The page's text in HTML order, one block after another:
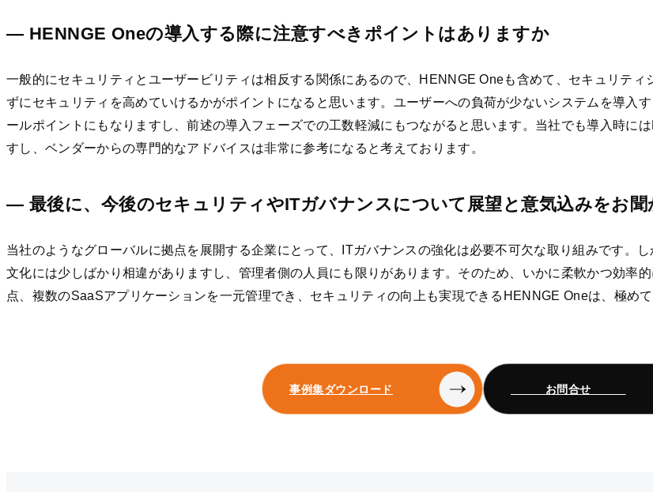
— HENNGE Oneの導入する際に注意すべきポイントはありますか
一般的にセキュリティとユーザービリティは相反する関係にあるので、HENNGE Oneも含めて、セキュリテ
ずにセキュリティを高めていけるかがポイントになると思います。ユーザーへの負荷が少ないシステムを導入
ールポイントにもなりますし、前述の導入フェーズでの工数軽減にもつながると思います。当社でも導入時に
すし、ベンダーからの専門的なアドバイスは非常に参考になると考えております。
— 最後に、今後のセキュリティやITガバナンスについて展望と意気込みをお聞
当社のようなグローバルに拠点を展開する企業にとって、ITガバナンスの強化は必要不可欠な取り組みです。
文化には少しばかり相違がありますし、管理者側の人員にも限りがあります。そのため、いかに柔軟かつ効率
点、複数のSaaSアプリケーションを一元管理でき、セキュリティの向上も実現できるHENNGE Oneは、極め
事例集ダウンロード お問合せ